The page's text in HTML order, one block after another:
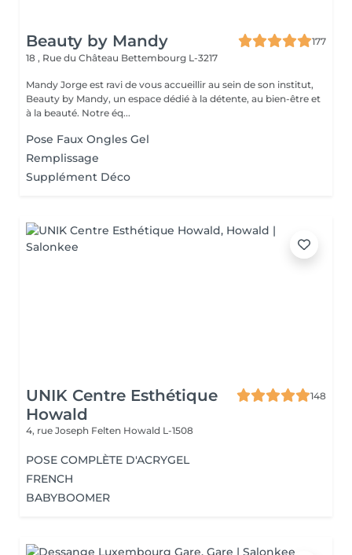
Beauty by Mandy
177
18 , Rue du Château Bettembourg L-3217
Mandy Jorge est ravi de vous accueillir au sein de son institut,
Beauty by Mandy, un espace dédié à la détente, au bien-être et
à la beauté. Notre éq...
Pose Faux Ongles Gel
Remplissage
Supplément Déco
UNIK Centre Esthétique
Howald
148
4, rue Joseph Felten Howald L-1508
POSE COMPLÈTE D'ACRYGEL
FRENCH
BABYBOOMER